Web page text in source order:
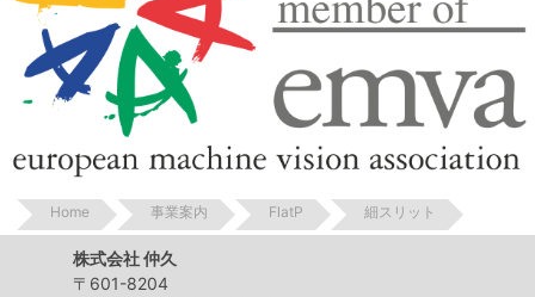
Home 事業案内 FlatP 細スリット
株式会社 仲久
〒601-8204